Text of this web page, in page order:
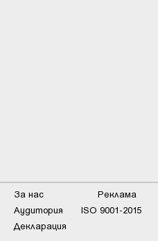
За нас
Реклама
Аудитория
ISO 9001-2015
Декларация